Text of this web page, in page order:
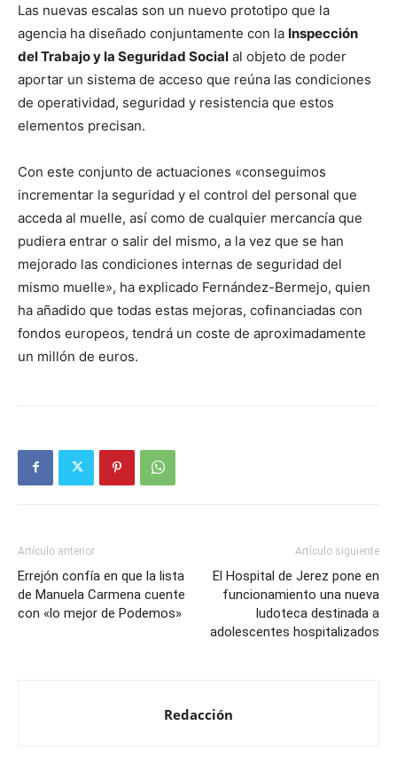
Las nuevas escalas son un nuevo prototipo que la
agencia ha diseñado conjuntamente con la Inspección
del Trabajo y la Seguridad Social al objeto de poder
aportar un sistema de acceso que reúna las condiciones
de operatividad, seguridad y resistencia que estos
elementos precisan.
Con este conjunto de actuaciones «conseguimos
incrementar la seguridad y el control del personal que
acceda al muelle, así como de cualquier mercancía que
pudiera entrar o salir del mismo, a la vez que se han
mejorado las condiciones internas de seguridad del
mismo muelle», ha explicado Fernández-Bermejo, quien
ha añadido que todas estas mejoras, cofinanciadas con
fondos europeos, tendrá un coste de aproximadamente
un millón de euros.
Artículo anterior
Errejón confía en que la lista
de Manuela Carmena cuente
con «lo mejor de Podemos»
Artículo siguiente
El Hospital de Jerez pone en
funcionamiento una nueva
ludoteca destinada a
adolescentes hospitalizados
Redacción